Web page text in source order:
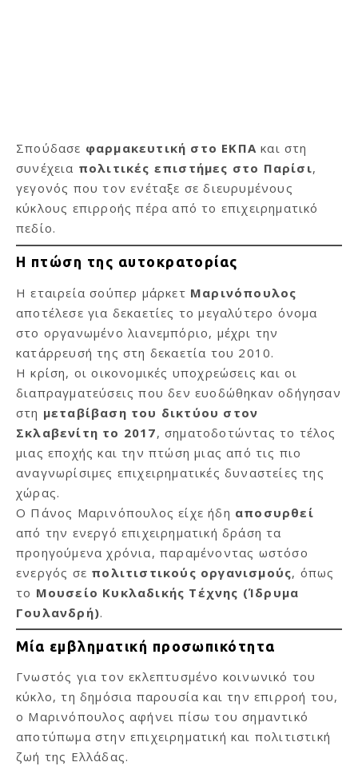
Σπούδασε φαρμακευτική στο ΕΚΠΑ και στη
συνέχεια πολιτικές επιστήμες στο Παρίσι,
γεγονός που τον ενέταξε σε διευρυμένους
κύκλους επιρροής πέρα από το επιχειρηματικό
πεδίο.
Η πτώση της αυτοκρατορίας
Η εταιρεία σούπερ μάρκετ Μαρινόπουλος
αποτέλεσε για δεκαετίες το μεγαλύτερο όνομα
στο οργανωμένο λιανεμπόριο, μέχρι την
κατάρρευσή της στη δεκαετία του 2010.
Η κρίση, οι οικονομικές υποχρεώσεις και οι
διαπραγματεύσεις που δεν ευοδώθηκαν οδήγησαν
στη μεταβίβαση του δικτύου στον
Σκλαβενίτη το 2017, σηματοδοτώντας το τέλος
μιας εποχής και την πτώση μιας από τις πιο
αναγνωρίσιμες επιχειρηματικές δυναστείες της
χώρας.
Ο Πάνος Μαρινόπουλος είχε ήδη αποσυρθεί
από την ενεργό επιχειρηματική δράση τα
προηγούμενα χρόνια, παραμένοντας ωστόσο
ενεργός σε πολιτιστικούς οργανισμούς, όπως
το Μουσείο Κυκλαδικής Τέχνης (Ίδρυμα
Γουλανδρή).
Μία εμβληματική προσωπικότητα
Γνωστός για τον εκλεπτυσμένο κοινωνικό του
κύκλο, τη δημόσια παρουσία και την επιρροή του,
ο Μαρινόπουλος αφήνει πίσω του σημαντικό
αποτύπωμα στην επιχειρηματική και πολιτιστική
ζωή της Ελλάδας.